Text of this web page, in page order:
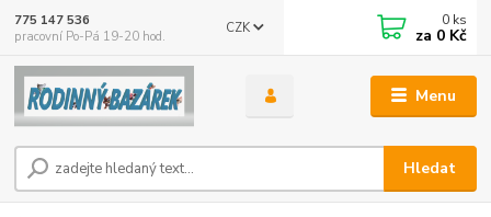
Menu
CZK
Hledat
775 147 536
pracovní Po-Pá 19-20 hod.
0 ks
za 0 Kč